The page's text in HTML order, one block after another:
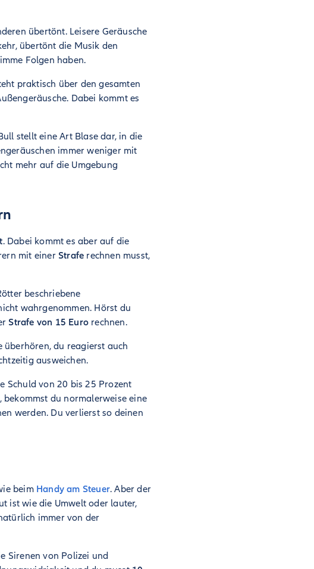
übertönt. Leisere Geräusche
übertönt die Musik den
Folgen haben.
praktisch über den gesamten
Dabei kommt es
stellt eine Art Blase dar, in die
immer weniger mit
mehr auf die Umgebung
. Dabei kommt es aber auf die
mit einer Strafe rechnen musst,
beschriebene
wahrgenommen. Hörst du
Strafe von 15 Euro rechnen.
du reagierst auch
ausweichen.
Schuld von 20 bis 25 Prozent
du normalerweise eine
werden. Du verlierst so deinen
beim Handy am Steuer. Aber der
ist wie die Umwelt oder lauter,
immer von der
Sirenen von Polizei und